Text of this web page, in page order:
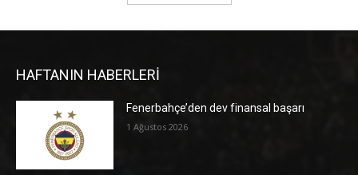
HAFTANIN HABERLERİ
Fenerbahçe’den dev finansal başarı
1 Ağustos 2026